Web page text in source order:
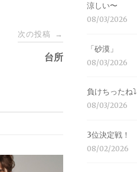
次の投稿 →
台所
涼しい〜
08/03/2026
「砂漠」
08/03/2026
負けちったね⤵︎
08/03/2026
3位決定戦！
08/02/2026